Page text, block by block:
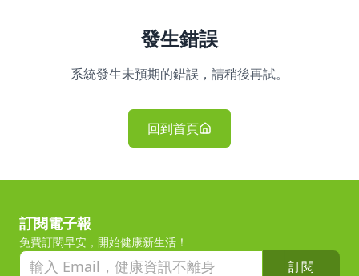
發生錯誤
系統發生未預期的錯誤，請稍後再試。
回到首頁
訂閱電子報
免費訂閱早安，開始健康新生活！
訂閱